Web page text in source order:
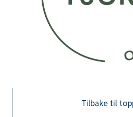
Tilbake til